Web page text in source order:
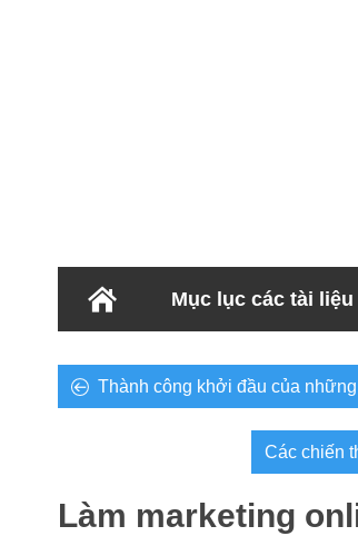
Mục lục các tài
Thành công khởi đầu của
Các chiến
Làm marketing